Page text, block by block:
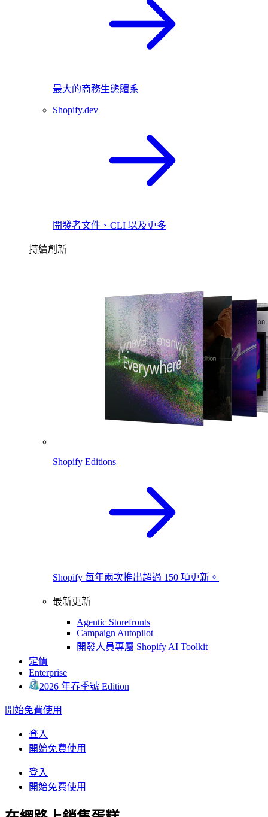
最大的商務生態體系
Shopify.dev
開發者文件、CLI 以及更多
持續創新
Shopify Editions
Shopify 每年兩次推出超過 150 項更新。
最新更新
Agentic Storefronts
Campaign Autopilot
開發人員專屬 Shopify AI Toolkit
定價
Enterprise
2026 年春季號 Edition
開始免費使用
登入
開始免費使用
登入
開始免費使用